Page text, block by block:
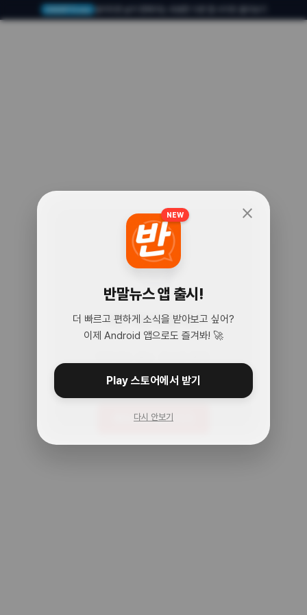
🧐
어? 여기 맞아?
주소를 다시 확인해봐!
메인으로 돌아가기
close
NEW
반말뉴스 앱 출시!
더 빠르고 편하게 소식을 받아보고 싶어?
이제 Android 앱으로도 즐겨봐! 🚀
Play 스토어에서 받기
다시 안보기